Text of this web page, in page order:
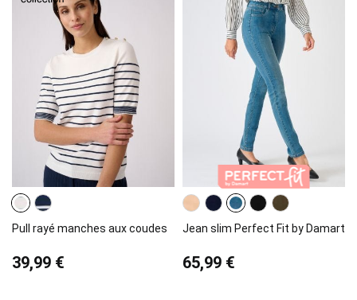
Pull rayé manches aux coudes
39,99 €
Jean slim Perfect Fit by Damart
65,99 €